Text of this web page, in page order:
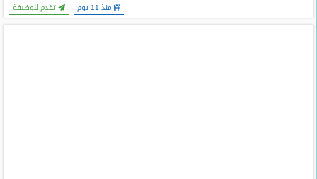
منذ 11 يوم تقدم للوظيفة